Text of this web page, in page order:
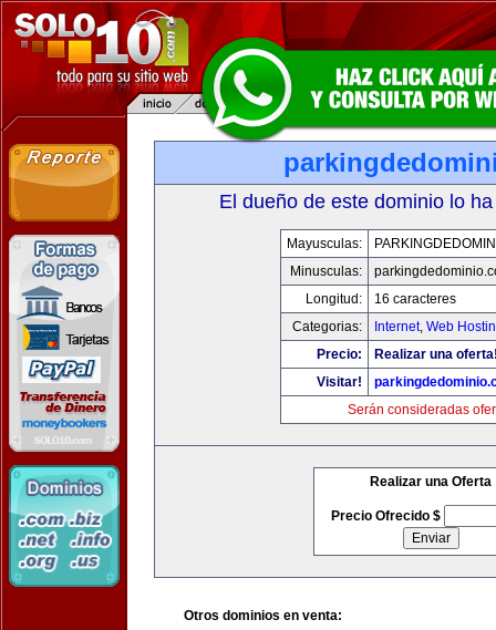
El dueño de este dominio lo
Mayusculas:
Minusculas:
Longitud:
16 caracteres
Categorias:
Internet, Web
Precio:
Realizar una
Visitar!
Serán consideradas
Realizar una Oferta
Precio Ofrecido $
Otros dominios en venta: